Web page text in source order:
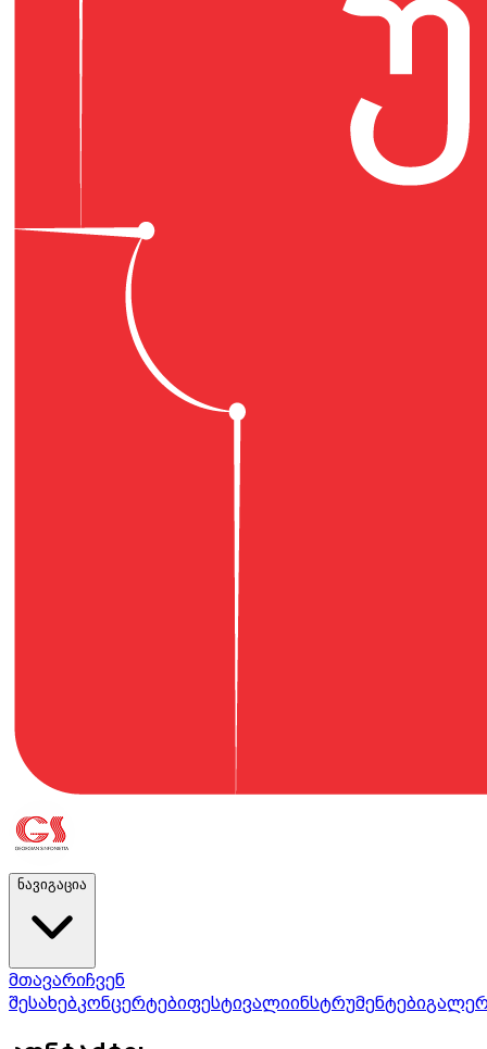
ნავიგაცია
მთავარიჩვენ
შესახებკონცერტებიფესტივალიინსტრუმენტები